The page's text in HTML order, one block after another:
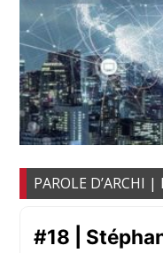
PAROLE D’ARCHI |